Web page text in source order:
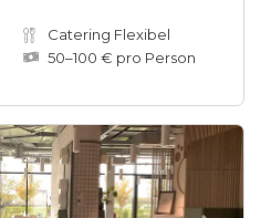
Catering Flexibel
50–100 € pro Person